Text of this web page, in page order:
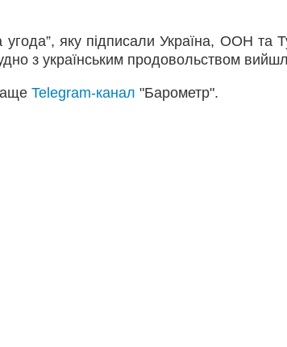
яку підписали Україна, ООН та
з українським продовольством
Telegram-канал "Барометр".